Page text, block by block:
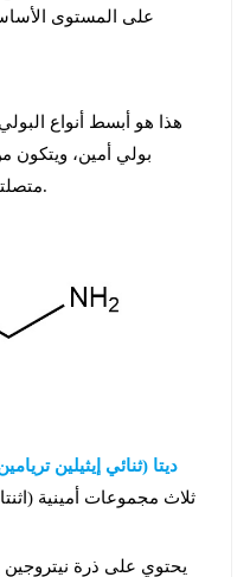
على المستوى
بولي أمين، ويتكون
متصلتين بجسر إيثيل. وهو ثنائي الأمين.
ديتا (ثنائي إيثيلين
ثلاث مجموعات أمينية